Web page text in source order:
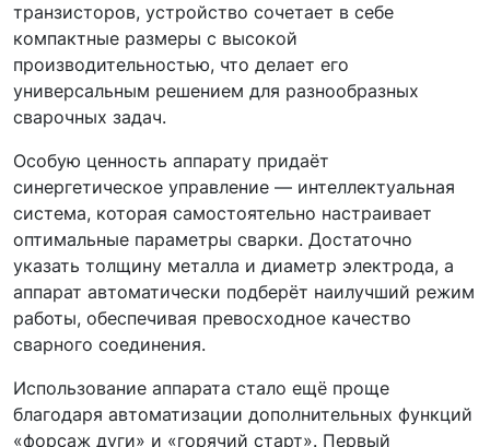
транзисторов, устройство сочетает в себе
компактные размеры с высокой
производительностью, что делает его
универсальным решением для разнообразных
сварочных задач.
Особую ценность аппарату придаёт
синергетическое управление — интеллектуальная
система, которая самостоятельно настраивает
оптимальные параметры сварки. Достаточно
указать толщину металла и диаметр электрода, а
аппарат автоматически подберёт наилучший режим
работы, обеспечивая превосходное качество
сварного соединения.
Использование аппарата стало ещё проще
благодаря автоматизации дополнительных функций
«форсаж дуги» и «горячий старт». Первый